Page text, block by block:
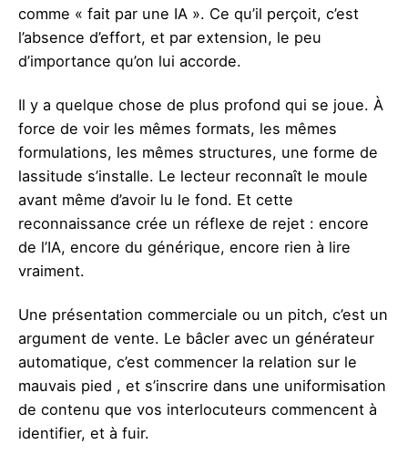
comme « fait par une IA ». Ce qu’il perçoit, c’est
l’absence d’effort, et par extension, le peu
d’importance qu’on lui accorde.
Il y a quelque chose de plus profond qui se joue. À
force de voir les mêmes formats, les mêmes
formulations, les mêmes structures, une forme de
lassitude s’installe. Le lecteur reconnaît le moule
avant même d’avoir lu le fond. Et cette
reconnaissance crée un réflexe de rejet : encore
de l’IA, encore du générique, encore rien à lire
vraiment.
Une présentation commerciale ou un pitch, c’est un
argument de vente. Le bâcler avec un générateur
automatique, c’est commencer la relation sur le
mauvais pied , et s’inscrire dans une uniformisation
de contenu que vos interlocuteurs commencent à
identifier, et à fuir.